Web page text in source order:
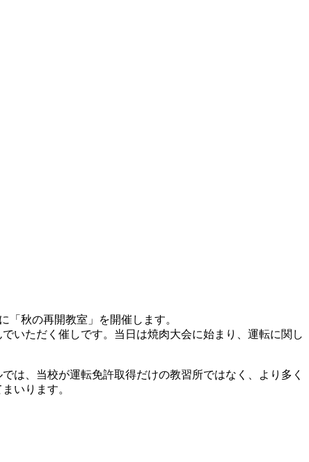
秋の再開教室」を開催します。
いただく催しです。当日は焼肉大会に始まり、運転に関し
は、当校が運転免許取得だけの教習所ではなく、より多く
いります。